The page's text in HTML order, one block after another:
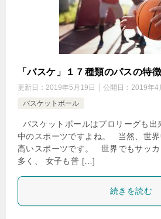
「バスケ」１７種類のパスの特
更新日： 2019年5月19日 公開日： 2019年4
バスケットボール
バスケットボールはプロリーグも出
中のスポーツですよね。 当然、世
高いスポーツです。 世界でもサッカ
多く、 女子も普 […]
続きを読む